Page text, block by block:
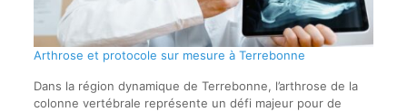
Arthrose et protocole sur mesure à Terrebonne
Dans la région dynamique de Terrebonne, l’arthrose de la
colonne vertébrale représente un défi majeur pour de